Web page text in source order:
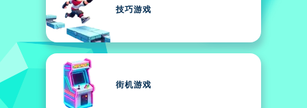
技巧游戏
街机游戏